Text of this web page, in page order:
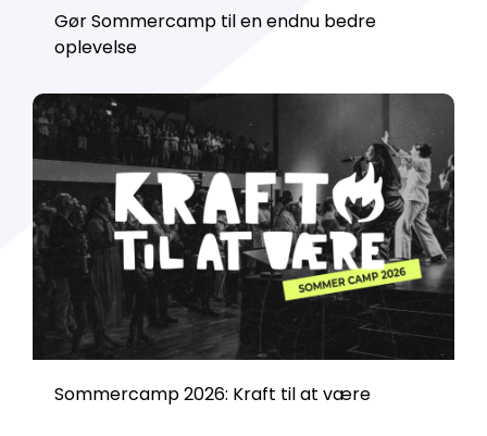
Gør Sommercamp til en endnu bedre
oplevelse
Sommercamp 2026: Kraft til at være